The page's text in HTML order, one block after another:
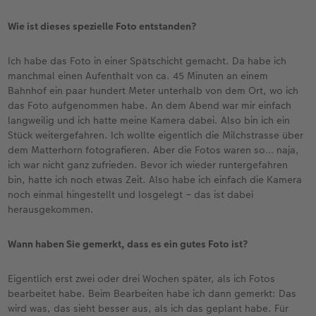
Wie ist dieses spezielle Foto entstanden?
Ich habe das Foto in einer Spätschicht gemacht. Da habe ich
manchmal einen Aufenthalt von ca. 45 Minuten an einem
Bahnhof ein paar hundert Meter unterhalb von dem Ort, wo ich
das Foto aufgenommen habe. An dem Abend war mir einfach
langweilig und ich hatte meine Kamera dabei. Also bin ich ein
Stück weitergefahren. Ich wollte eigentlich die Milchstrasse über
dem Matterhorn fotografieren. Aber die Fotos waren so… naja,
ich war nicht ganz zufrieden. Bevor ich wieder runtergefahren
bin, hatte ich noch etwas Zeit. Also habe ich einfach die Kamera
noch einmal hingestellt und losgelegt – das ist dabei
herausgekommen.
Wann haben Sie gemerkt, dass es ein gutes Foto ist?
Eigentlich erst zwei oder drei Wochen später, als ich Fotos
bearbeitet habe. Beim Bearbeiten habe ich dann gemerkt: Das
wird was, das sieht besser aus, als ich das geplant habe. Für